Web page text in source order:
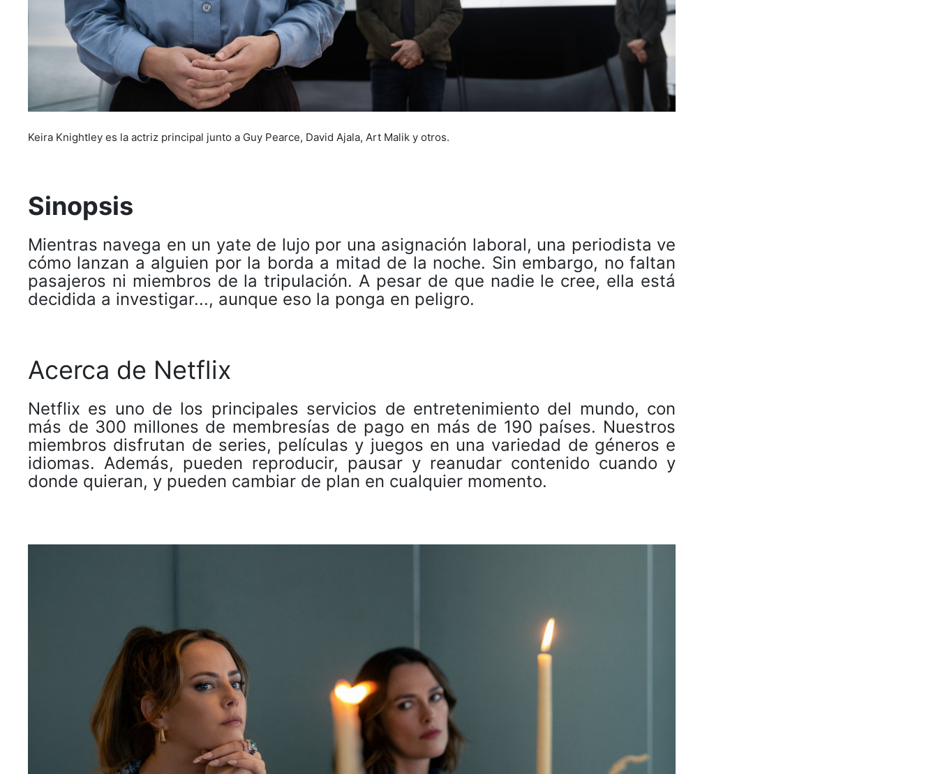
Keira Knightley es la actriz principal junto a Guy Pearce, David Ajala, Art Malik y otros.
Sinopsis
Mientras navega en un yate de lujo por una asignación laboral, una periodista ve
cómo lanzan a alguien por la borda a mitad de la noche. Sin embargo, no faltan
pasajeros ni miembros de la tripulación. A pesar de que nadie le cree, ella está
decidida a investigar..., aunque eso la ponga en peligro.
Acerca de Netflix
Netflix es uno de los principales servicios de entretenimiento del mundo, con
más de 300 millones de membresías de pago en más de 190 países. Nuestros
miembros disfrutan de series, películas y juegos en una variedad de géneros e
idiomas. Además, pueden reproducir, pausar y reanudar contenido cuando y
donde quieran, y pueden cambiar de plan en cualquier momento.